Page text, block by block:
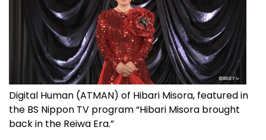
Digital Human (ATMAN) of Hibari Misora, featured in
the BS Nippon TV program “Hibari Misora brought
back in the Reiwa Era.”